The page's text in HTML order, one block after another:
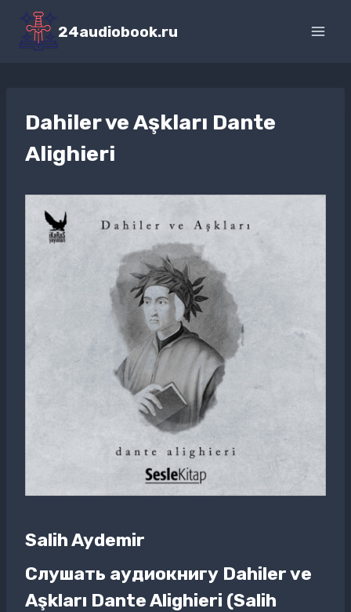
Перейти
содержимому
24audiobook.ru
Dahiler ve Aşkları Dante
Alighieri
Salih Aydemir
Слушать аудиокнигу Dahiler ve
Aşkları Dante Alighieri (Salih